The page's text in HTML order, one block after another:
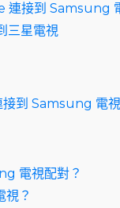
連接到 Samsung
三星電視
接到 Samsung 電視
電視配對？
？